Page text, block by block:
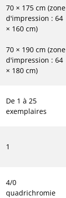
70 × 175 cm (zone
d'impression : 64
× 160 cm)
70 × 190 cm (zone
d'impression : 64
× 180 cm)
De 1 à 25
exemplaires
1
4/0
quadrichromie